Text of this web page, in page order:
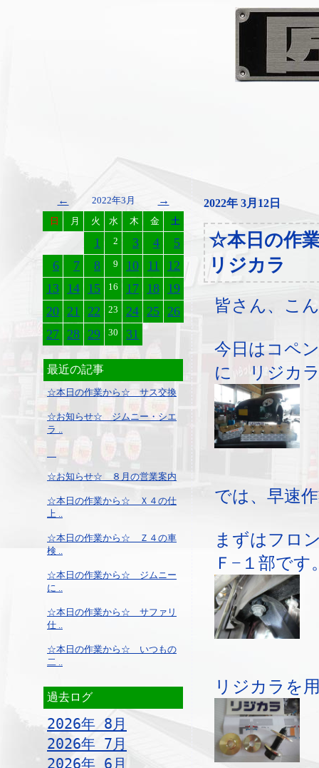
← 2022年3月 →
日 月 火 水 木 金 土
1 2 3 4
5
6
7 8 9 10 11
12
13 14 15 16 17 18 19
20 21 22 23 24 25 26
27 28 29 30 31
最近の記事
☆本日の作業から☆ サス交換
☆お知らせ☆ ジムニー・シエ
ラ ..
☆お知らせ☆ ８月の営業案内
☆本日の作業から☆ Ｘ４の仕
上 ..
☆本日の作業から☆ Ｚ４の車
検 ..
☆本日の作業から☆ ジムニー
に ..
☆本日の作業から☆ サファリ
仕 ..
☆本日の作業から☆ いつもの
二 ..
過去ログ
2026年 8月
2026年 7月
2026年 6月
2022年 3月12日
☆本日の作
リジカラ
皆さん、こ
今日はコペ
に リジカ
では、早速
まずはフロ
Ｆ−１部です
リジカラを